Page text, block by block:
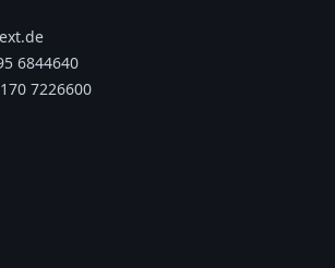
6844640
7226600